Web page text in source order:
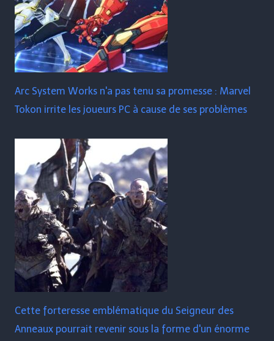
Arc System Works n'a pas tenu sa promesse : Marvel
Tokon irrite les joueurs PC à cause de ses problèmes
Cette forteresse emblématique du Seigneur des
Anneaux pourrait revenir sous la forme d'un énorme